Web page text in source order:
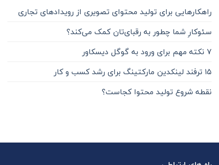
راهکارهایی برای تولید محتوا‌ی تصویری از رویدادهای تجاری
سئوکارِ شما چطور به رقبای‌تان کمک می‌کند؟
۷ نکته مهم برای ورود به گوگل دیسکاور
۱۵ ترفند لینکدین مارکتینگ برای رشد ‌‌کسب و کار
نقطه شروع تولید محتوا کجاست؟